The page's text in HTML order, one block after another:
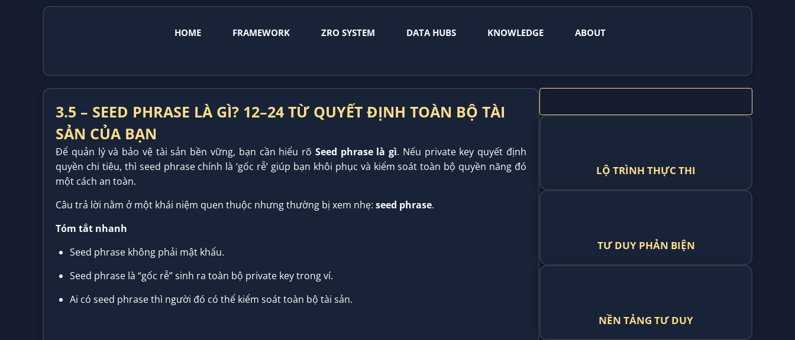
HOME FRAMEWORK ZRO SYSTEM DATA HUBS KNOWLEDGE ABOUT
3.5 – SEED PHRASE LÀ GÌ? 12–24 TỪ QUYẾT ĐỊNH TOÀN BỘ TÀI
SẢN CỦA BẠN
Để quản lý và bảo vệ tài sản bền vững, bạn cần hiểu rõ Seed phrase là gì. Nếu private key quyết định
quyền chi tiêu, thì seed phrase chính là ‘gốc rễ’ giúp bạn khôi phục và kiểm soát toàn bộ quyền năng đó
một cách an toàn.
Câu trả lời nằm ở một khái niệm quen thuộc nhưng thường bị xem nhẹ: seed phrase.
Tóm tắt nhanh
Seed phrase không phải mật khẩu.
Seed phrase là “gốc rễ” sinh ra toàn bộ private key trong ví.
Ai có seed phrase thì người đó có thể kiểm soát toàn bộ tài sản.
LỘ TRÌNH THỰC THI
TƯ DUY PHẢN BIỆN
NỀN TẢNG TƯ DUY